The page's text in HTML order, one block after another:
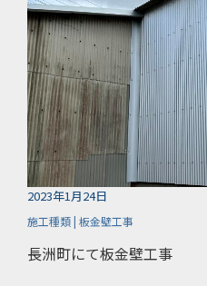
2023年1月24日
施工種類 | 板金壁工事
長洲町にて板金壁工事